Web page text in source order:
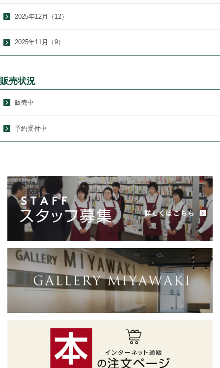
2025年12月（12）
2025年11月（9）
販売状況
販売中
予約受付中